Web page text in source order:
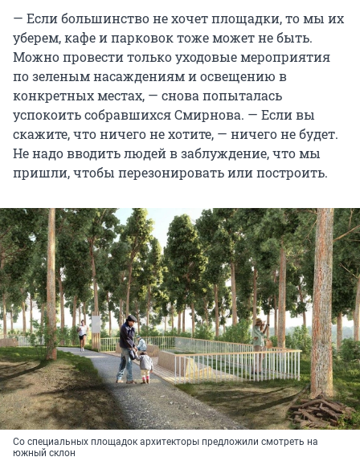
— Если большинство не хочет площадки, то мы их
уберем, кафе и парковок тоже может не быть.
Можно провести только уходовые мероприятия
по зеленым насаждениям и освещению в
конкретных местах, — снова попыталась
успокоить собравшихся Смирнова. — Если вы
скажите, что ничего не хотите, — ничего не будет.
Не надо вводить людей в заблуждение, что мы
пришли, чтобы перезонировать или построить.
Со специальных площадок архитекторы предложили смотреть на
южный склон